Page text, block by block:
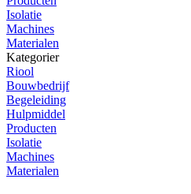
Isolatie
Machines
Materialen
Kategorier
Riool
Bouwbedrijf
Begeleiding
Hulpmiddel
Producten
Isolatie
Machines
Materialen